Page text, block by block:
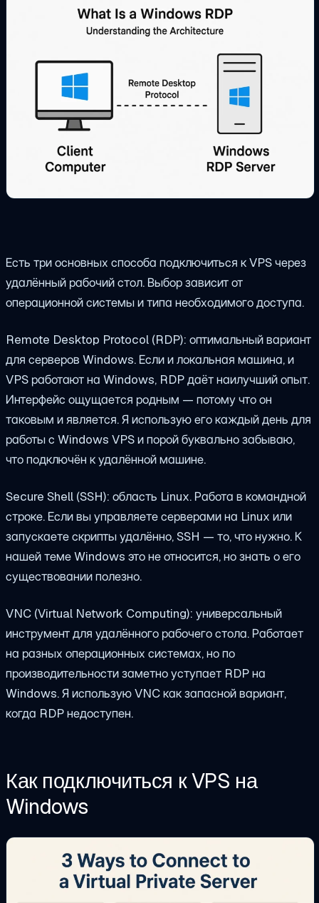
Есть три основных способа подключиться к VPS через
удалённый рабочий стол. Выбор зависит от
операционной системы и типа необходимого доступа.
Remote Desktop Protocol (RDP): оптимальный вариант
для серверов Windows. Если и локальная машина, и
VPS работают на Windows, RDP даёт наилучший опыт.
Интерфейс ощущается родным — потому что он
таковым и является. Я использую его каждый день для
работы с Windows VPS и порой буквально забываю,
что подключён к удалённой машине.
Secure Shell (SSH): область Linux. Работа в командной
строке. Если вы управляете серверами на Linux или
запускаете скрипты удалённо, SSH — то, что нужно. К
нашей теме Windows это не относится, но знать о его
существовании полезно.
VNC (Virtual Network Computing): универсальный
инструмент для удалённого рабочего стола. Работает
на разных операционных системах, но по
производительности заметно уступает RDP на
Windows. Я использую VNC как запасной вариант,
когда RDP недоступен.
Как подключиться к VPS на
Windows